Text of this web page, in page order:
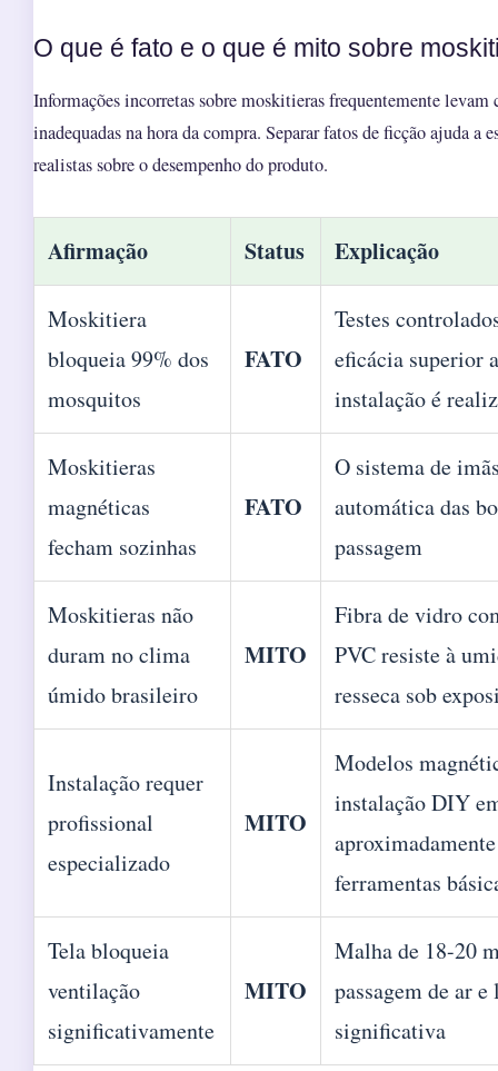
O que é fato e o que é mito sobre
Informações incorretas sobre moskitieras frequentemente levam
inadequadas na hora da compra. Separar fatos de ficção ajuda a
realistas sobre o desempenho do produto.
Afirmação Status Explicação
Moskitiera
bloqueia 99% dos
mosquitos
FATO
Testes
eficácia superior
instalação é
Moskitieras
magnéticas
fecham sozinhas
FATO
O sistema de
automática das
passagem
Moskitieras não
duram no clima
úmido brasileiro
MITO
Fibra de vidro
PVC resiste à
resseca sob
Instalação requer
profissional
especializado
MITO
Modelos
instalação DIY
ferramentas
Tela bloqueia
ventilação
significativamente
MITO
Malha de 18-20
passagem de ar
significativa